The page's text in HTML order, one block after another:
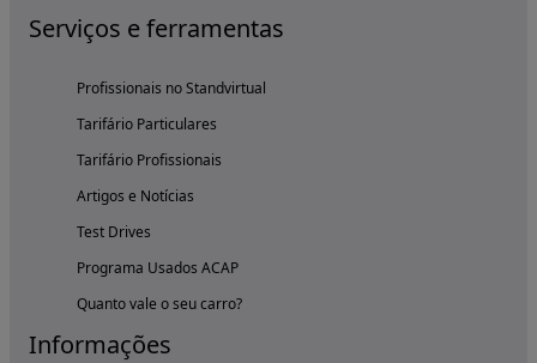
Serviços e ferramentas
Profissionais no Standvirtual
Tarifário Particulares
Tarifário Profissionais
Artigos e Notícias
Test Drives
Programa Usados ACAP
Quanto vale o seu carro?
Informações